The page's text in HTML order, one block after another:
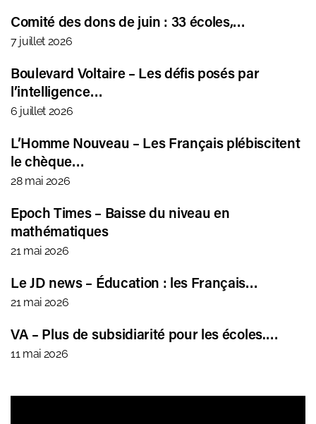
Comité des dons de juin : 33 écoles,…
7 juillet 2026
Boulevard Voltaire – Les défis posés par
l’intelligence…
6 juillet 2026
L’Homme Nouveau – Les Français plébiscitent
le chèque…
28 mai 2026
Epoch Times – Baisse du niveau en
mathématiques
21 mai 2026
Le JD news – Éducation : les Français…
21 mai 2026
VA – Plus de subsidiarité pour les écoles.…
11 mai 2026